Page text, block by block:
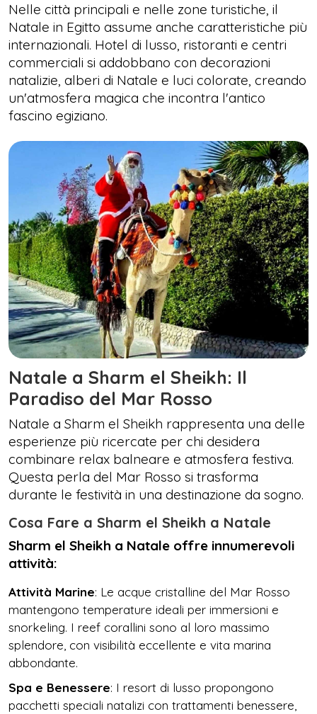
Nelle città principali e nelle zone turistiche, il
Natale in Egitto assume anche caratteristiche più
internazionali. Hotel di lusso, ristoranti e centri
commerciali si addobbano con decorazioni
natalizie, alberi di Natale e luci colorate, creando
un'atmosfera magica che incontra l'antico
fascino egiziano.
Natale a Sharm el Sheikh: Il
Paradiso del Mar Rosso
Natale a Sharm el Sheikh rappresenta una delle
esperienze più ricercate per chi desidera
combinare relax balneare e atmosfera festiva.
Questa perla del Mar Rosso si trasforma
durante le festività in una destinazione da sogno.
Cosa Fare a Sharm el Sheikh a Natale
Sharm el Sheikh a Natale offre innumerevoli
attività:
Attività Marine: Le acque cristalline del Mar Rosso
mantengono temperature ideali per immersioni e
snorkeling. I reef corallini sono al loro massimo
splendore, con visibilità eccellente e vita marina
abbondante.
Spa e Benessere: I resort di lusso propongono
pacchetti speciali natalizi con trattamenti benessere,